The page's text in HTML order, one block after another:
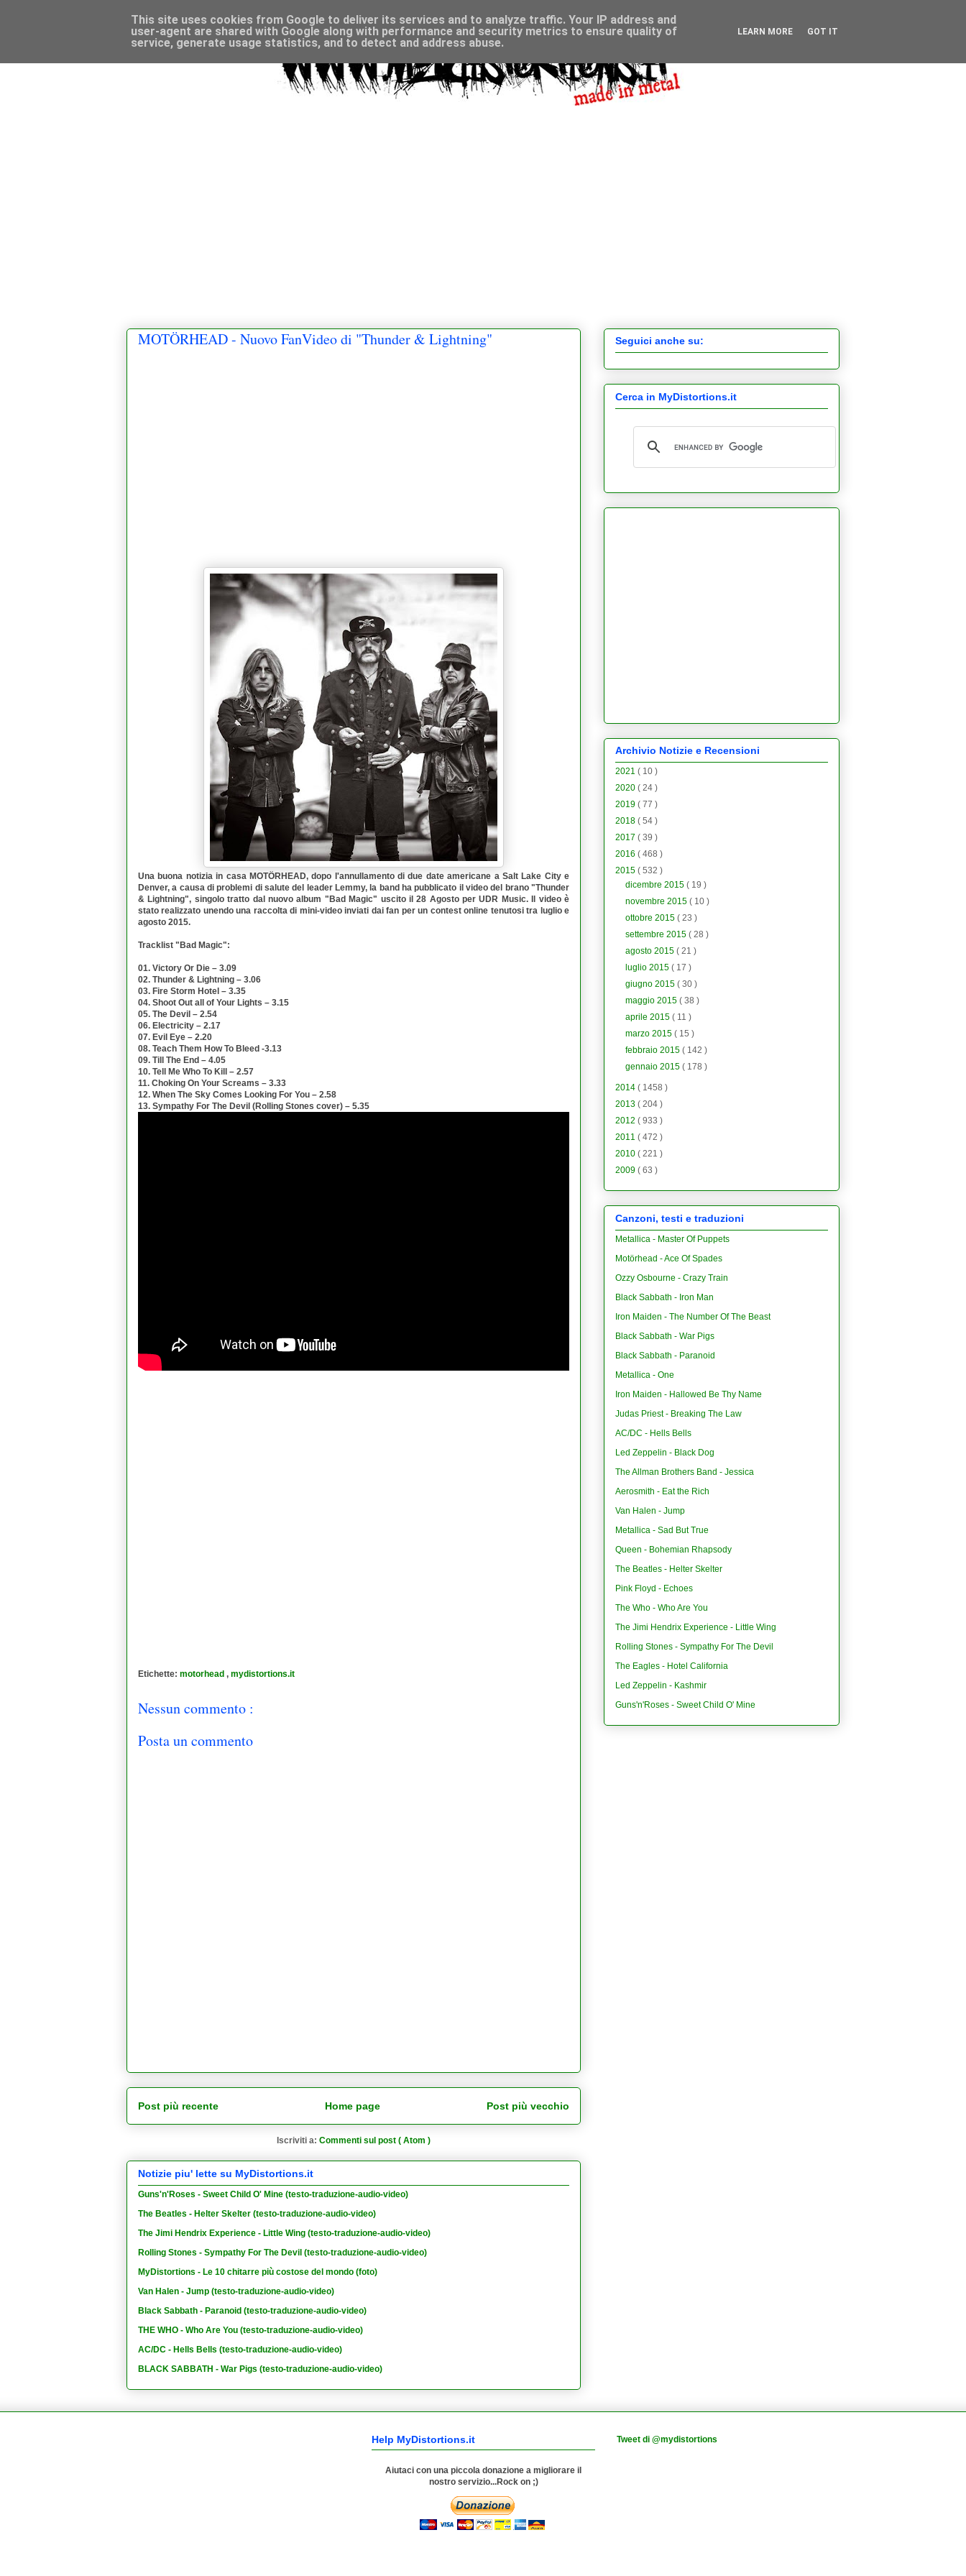
MOTÖRHEAD - Nuovo FanVideo di "Thunder & Lightning"
Una buona notizia in casa MOTÖRHEAD, dopo l'annullamento di due date americane a Salt Lake City e
Denver, a causa di problemi di salute del leader Lemmy, la band ha pubblicato il video del brano "Thunder
& Lightning", singolo tratto dal nuovo album " Bad Magic" uscito il 28 Agosto perUDR Music. Il video è
stato realizzato unendo una raccolta di mini-video inviati dai fan per un contest online tenutosi tra luglio e
agosto 2015.
Tracklist " Bad Magic":
01. Victory Or Die – 3.09
02. Thunder & Lightning – 3.06
03. Fire Storm Hotel – 3.35
04. Shoot Out all of Your Lights – 3.15
05. The Devil – 2.54
06. Electricity – 2.17
07. Evil Eye – 2.20
08. Teach Them How To Bleed -3.13
09. Till The End – 4.05
10. Tell Me Who To Kill – 2.57
11. Choking On Your Screams – 3.33
12. When The Sky Comes Looking For You – 2.58
13. Sympathy For The Devil (Rolling Stones cover) – 5.35
Etichette: motorhead , mydistortions.it
Nessun commento :
Posta un commento
Post più recente Post più vecchio
Home page
Iscriviti a: Commenti sul post ( Atom )
Notizie piu' lette su MyDistortions.it
Guns'n'Roses - Sweet Child O' Mine (testo-traduzione-audio-video)
The Beatles - Helter Skelter (testo-traduzione-audio-video)
The Jimi Hendrix Experience - Little Wing (testo-traduzione-audio-video)
Rolling Stones - Sympathy For The Devil (testo-traduzione-audio-video)
MyDistortions - Le 10 chitarre più costose del mondo (foto)
Van Halen - Jump (testo-traduzione-audio-video)
Black Sabbath - Paranoid (testo-traduzione-audio-video)
THE WHO - Who Are You (testo-traduzione-audio-video)
AC/DC - Hells Bells (testo-traduzione-audio-video)
BLACK SABBATH - War Pigs (testo-traduzione-audio-video)
Seguici anche su:
Cerca in MyDistortions.it
Archivio Notizie e Recensioni
2021 ( 10 )
2020 ( 24 )
2019 ( 77 )
2018 ( 54 )
2017 ( 39 )
2016 ( 468 )
2015 ( 532 )
dicembre 2015( 19 )
novembre 2015( 10 )
ottobre 2015( 23 )
settembre 2015( 28 )
agosto 2015( 21 )
luglio 2015( 17 )
giugno 2015( 30 )
maggio 2015( 38 )
aprile 2015( 11 )
marzo 2015( 15 )
febbraio 2015( 142 )
gennaio 2015( 178 )
2014 ( 1458 )
2013 ( 204 )
2012 ( 933 )
2011 ( 472 )
2010 ( 221 )
2009 ( 63 )
Canzoni, testi e traduzioni
Metallica - Master Of Puppets
Motörhead - Ace Of Spades
Ozzy Osbourne - Crazy Train
Black Sabbath - Iron Man
Iron Maiden - The Number Of The Beast
Black Sabbath - War Pigs
Black Sabbath - Paranoid
Metallica - One
Iron Maiden - Hallowed Be Thy Name
Judas Priest - Breaking The Law
AC/DC - Hells Bells
Led Zeppelin - Black Dog
The Allman Brothers Band - Jessica
Aerosmith - Eat the Rich
Van Halen - Jump
Metallica - Sad But True
Queen - Bohemian Rhapsody
The Beatles - Helter Skelter
Pink Floyd - Echoes
The Who - Who Are You
The Jimi Hendrix Experience - Little Wing
Rolling Stones - Sympathy For The Devil
The Eagles - Hotel California
Led Zeppelin - Kashmir
Guns'n'Roses - Sweet Child O' Mine
Help MyDistortions.it
Aiutaci con una piccola donazione a migliorare il
nostro servizio...Rock on ;)
Tweet di @mydistortions
This site uses cookies from Google to deliver its services and to analyze traffic. Your IP address and
user-agent are shared with Google along with performance and security metrics to ensure quality of
service, generate usage statistics, and to detect and address abuse.
LEARN MORE GOT IT